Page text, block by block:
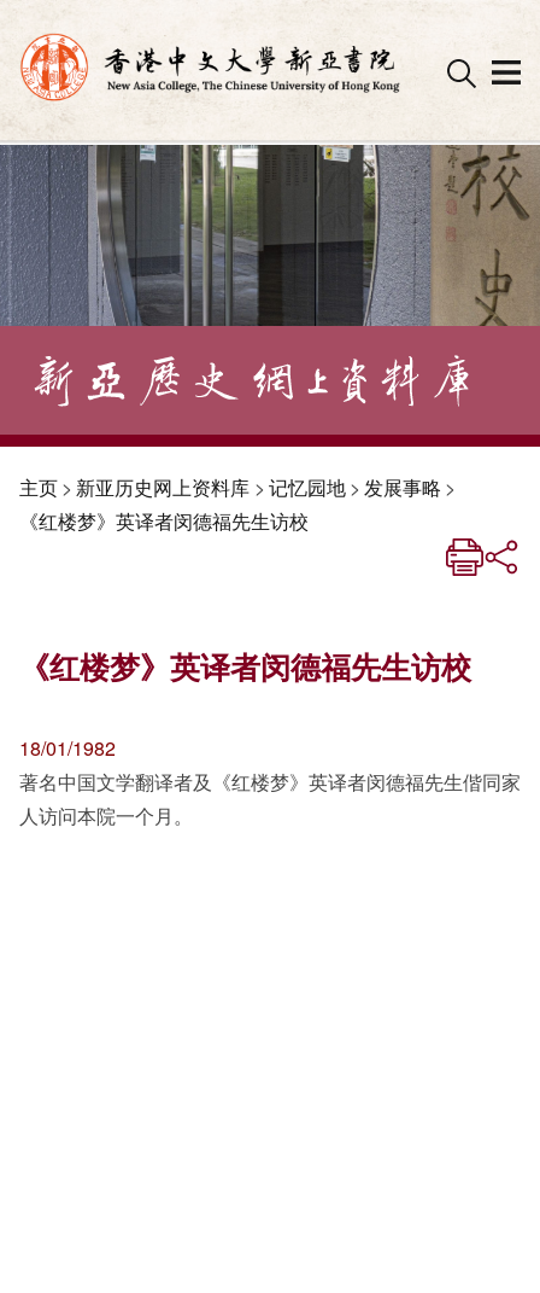
Skip
to
content
主页> 新亚历史网上资料库 > 记忆园地> 发展事略 >
《红楼梦》英译者闵德福先生访校
《红楼梦》英译者闵德福先生访校
18/01/1982
著名中国文学翻译者及《红楼梦》英译者闵德福先生偕同家
人访问本院一个月。